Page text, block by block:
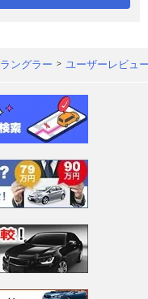
ラングラー ユーザーレビュ